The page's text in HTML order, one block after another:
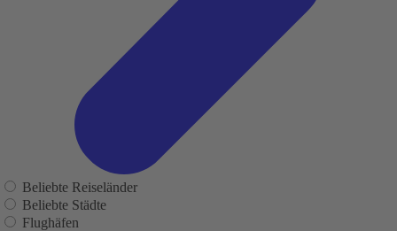
Beliebte Reiseländer
Beliebte Städte
Flughäfen